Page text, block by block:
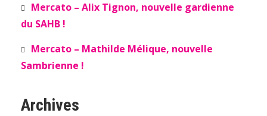
Mercato – Alix Tignon, nouvelle gardienne
du SAHB !
Mercato – Mathilde Mélique, nouvelle
Sambrienne !
Archives